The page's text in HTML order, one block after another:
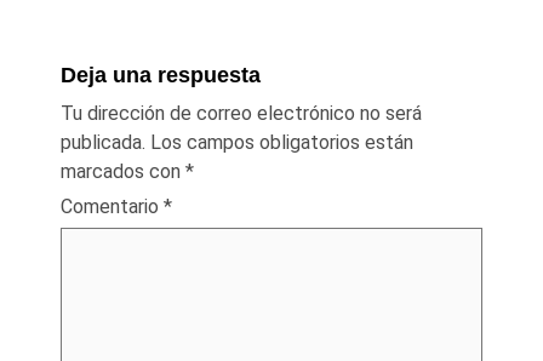
Deja una respuesta
Tu dirección de correo electrónico no será
publicada. Los campos obligatorios están
marcados con *
Comentario *